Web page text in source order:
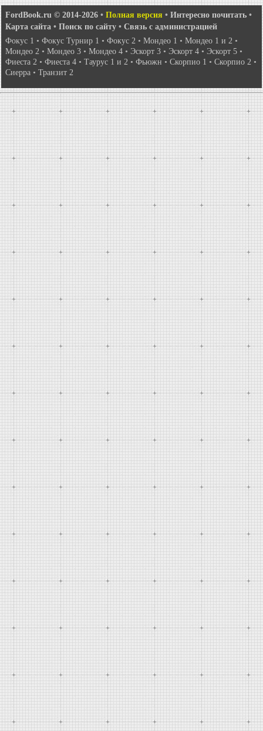
FordBook.ru © 2014-2026 • Полная версия • Интересно почитать •
Карта сайта • Поиск по сайту • Связь с администрацией
Фокус 1 • Фокус Турнир 1 • Фокус 2 • Мондео 1 • Мондео 1 и 2 •
Мондео 2 • Мондео 3 • Мондео 4 • Эскорт 3 • Эскорт 4 • Эскорт 5 •
Фиеста 2 • Фиеста 4 • Таурус 1 и 2 • Фьюжн • Скорпио 1 • Скорпио 2 •
Сиерра • Транзит 2